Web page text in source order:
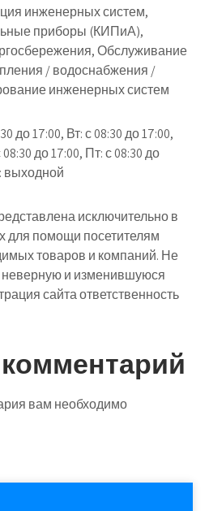
инженерных систем,
приборы (КИПиА),
Обслуживание
/ водоснабжения /
инженерных систем
до 17:00, Вт: с 08:30 до 17:00,
до 17:00, Пт: с 08:30 до
выходной
исключительно в
для помощи посетителям
товаров и компаний. Не
и изменившуюся
сайта ответственность
вам необходимо